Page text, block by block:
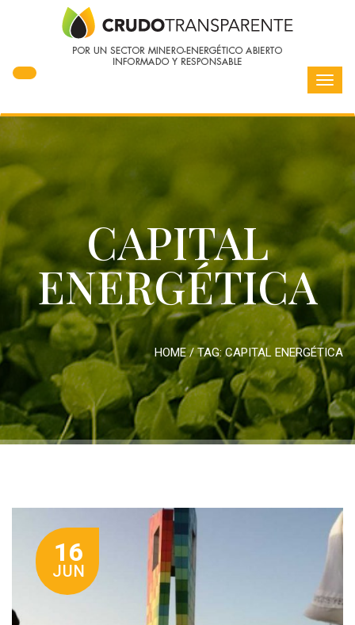
CAPITAL
ENERGÉTICA
HOME/ TAG:CAPITAL ENERGÉTICA
16
JUN